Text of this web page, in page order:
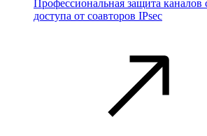
Профессиональная защита каналов
доступа от соавторов IPsec